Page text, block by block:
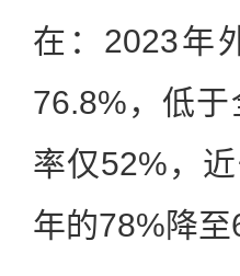
在：2023年
76.8%，低
率仅52%，
年的78%降